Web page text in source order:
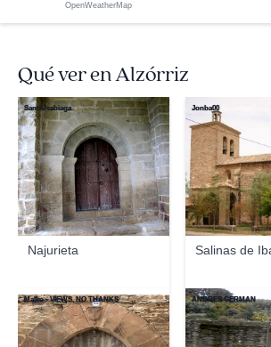
OpenWeatherMap
Qué ver en Alzórriz
Najurieta
SantiUsabiaga
Salinas de
Jonba00
Malko - VIEWS, NO THANKS ANDRES GERMAN